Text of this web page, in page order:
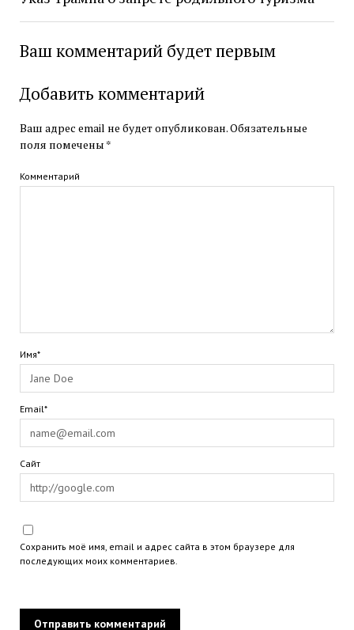
Ваш комментарий будет первым
Добавить комментарий
Ваш адрес email не будет опубликован.Обязательные
поля помечены *
Комментарий
Имя*
Email*
Сайт
Сохранить моё имя, email и адрес сайта в этом браузере для
последующих моих комментариев.